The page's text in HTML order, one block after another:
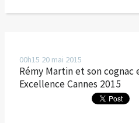
00h15 20 mai 2015
Rémy Martin et son cognac
Excellence Cannes 2015